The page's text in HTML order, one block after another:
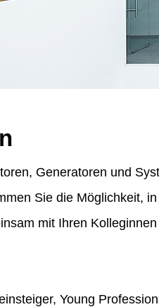
Generatoren und
Sie die Möglichkeit,
mit Ihren
Young